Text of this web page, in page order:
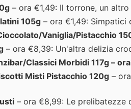
– ora €1,49: Il torrone, un
105g – ora €1,49:
Vaniglia/Pistacchio
– ora €8,39: Un'altra delizia
Classici Morbidi 117g –
Misti Pistacchio 120g –
– ora €8,99: Le prelibatezze